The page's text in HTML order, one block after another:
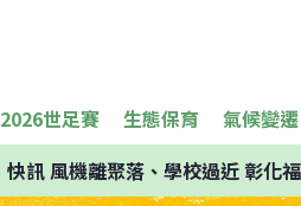
2026世足賽 生態保育 氣候變遷
快訊風機離聚落、學校過近 彰化